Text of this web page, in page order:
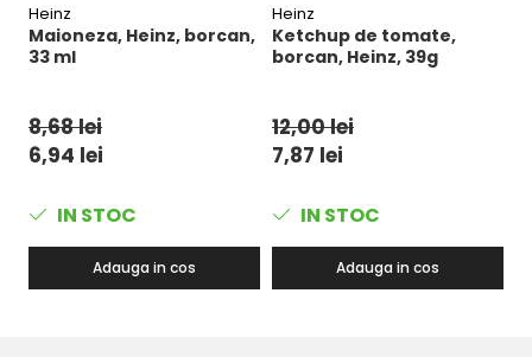
Heinz
Maioneza, Heinz, borcan,
33 ml
8,68 lei
6,94 lei
IN STOC
Adauga in cos
Heinz
Ketchup de tomate,
borcan, Heinz, 39g
12,00 lei
7,87 lei
IN STOC
Adauga in cos